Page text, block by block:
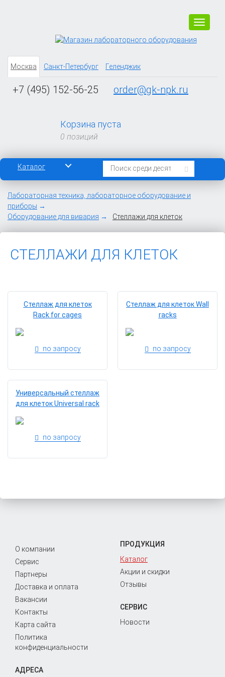
Москва Санкт-Петербург Геленджик
+7 (495) 152-56-25 order@gk-npk.ru
Корзина пуста
0 позиций
Каталог
Лабораторная техника, лабораторное оборудование и
приборы
Оборудование для вивария
Стеллажи для клеток
СТЕЛЛАЖИ ДЛЯ КЛЕТОК
Стеллаж для клеток
Rack for cages
по запросу
Стеллаж для клеток Wall
racks
по запросу
Универсальный стеллаж
для клеток Universal rack
по запросу
О компании
Сервис
Партнеры
Доставка и оплата
Вакансии
Контакты
Карта сайта
Политика
конфиденциальности
ПРОДУКЦИЯ
Каталог
Акции и скидки
Отзывы
СЕРВИС
Новости
АДРЕСА